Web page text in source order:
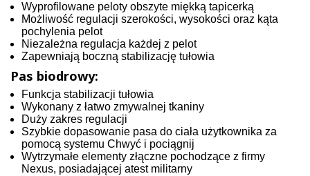
Wyprofilowane peloty obszyte miękką tapicerką
Możliwość regulacji szerokości, wysokości oraz kąta
pochylenia pelot
Niezależna regulacja każdej z pelot
Zapewniają boczną stabilizację tułowia
Pas biodrowy:
Funkcja stabilizacji tułowia
Wykonany z łatwo zmywalnej tkaniny
Duży zakres regulacji
Szybkie dopasowanie pasa do ciała użytkownika za
pomocą systemu Chwyć i pociągnij
Wytrzymałe elementy złączne pochodzące z firmy
Nexus, posiadającej atest militarny